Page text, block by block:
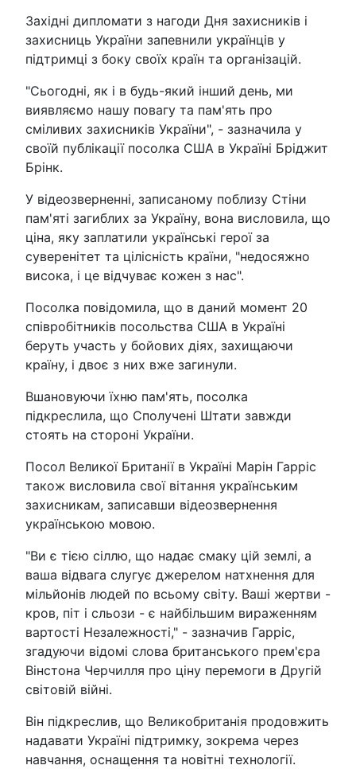
Західні дипломати з нагоди Дня захисників і
захисниць України запевнили українців у
підтримці з боку своїх країн та організацій.
"Сьогодні, як і в будь-який інший день, ми
виявляємо нашу повагу та пам'ять про
сміливих захисників України", - зазначила у
своїй публікації посолка США в Україні Бріджит
Брінк.
У відеозверненні, записаному поблизу Стіни
пам'яті загиблих за Україну, вона висловила, що
ціна, яку заплатили українські герої за
суверенітет та цілісність країни, "недосяжно
висока, і це відчуває кожен з нас".
Посолка повідомила, що в даний момент 20
співробітників посольства США в Україні
беруть участь у бойових діях, захищаючи
країну, і двоє з них вже загинули.
Вшановуючи їхню пам'ять, посолка
підкреслила, що Сполучені Штати завжди
стоять на стороні України.
Посол Великої Британії в Україні Марін Гарріс
також висловила свої вітання українським
захисникам, записавши відеозвернення
українською мовою.
"Ви є тією сіллю, що надає смаку цій землі, а
ваша відвага слугує джерелом натхнення для
мільйонів людей по всьому світу. Ваші жертви -
кров, піт і сльози - є найбільшим вираженням
вартості Незалежності," - зазначив Гарріс,
згадуючи відомі слова британського прем'єра
Вінстона Черчилля про ціну перемоги в Другій
світовій війні.
Він підкреслив, що Великобританія продовжить
надавати Україні підтримку, зокрема через
навчання, оснащення та новітні технології.